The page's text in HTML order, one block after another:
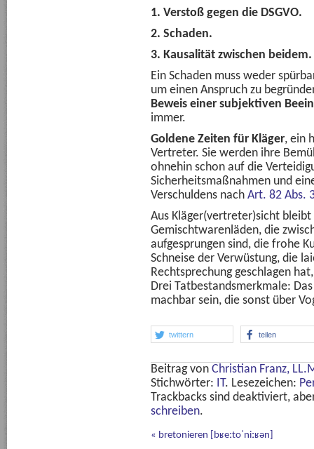
1. Verstoß gegen die DSGVO.
2. Schaden.
3. Kausalität zwischen beidem.
Ein Schaden muss weder
um einen Anspruch zu
Beweis einer subjektiven
immer.
Goldene Zeiten für Kläger, ein
Vertreter. Sie werden ihre
ohnehin schon auf die
Sicherheitsmaßnahmen und
Verschuldens nach Art. 82 Abs.
Aus Kläger(vertreter)sicht
Gemischtwarenläden, die
aufgesprungen sind, die frohe
Schneise der Verwüstung, die
Rechtsprechung geschlagen
Drei Tatbestandsmerkmale:
machbar sein, die sonst über
twittern teilen
Beitrag von Christian Franz,
Stichwörter: IT. Lesezeichen:
Trackbacks sind deaktiviert,
schreiben.
« bretonieren [bʁeːtoˈniːʁən]